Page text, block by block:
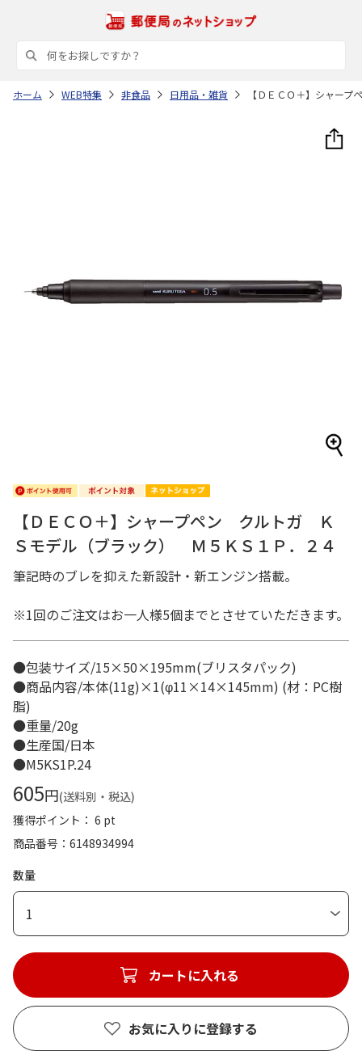
ホーム WEB特集 非食品 日用品・雑貨 【ＤＥＣＯ＋】シャー
【ＤＥＣＯ＋】シャープペン クルトガ Ｋ
Ｓモデル（ブラック） Ｍ５ＫＳ１Ｐ．２４
筆記時のブレを抑えた新設計・新エンジン搭載。
※1回のご注文はお一人様5個までとさせていただきます。
●包装サイズ/15×50×195mm(ブリスタパック)
●商品内容/本体(11g)×1(φ11×14×145mm) (材：PC樹
脂)
●重量/20g
●生産国/日本
●M5KS1P.24
605円(送料別・税込)
獲得ポイント： 6 pt
商品番号
6148934994
数量
1
カートに入れる
お気に入りに登録する